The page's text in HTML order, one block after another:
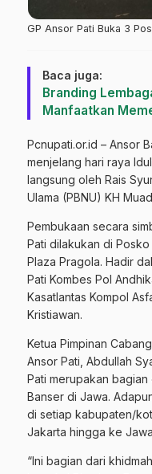
GP Ansor Pati Buka 3
Baca juga:
Branding
Manfaatkan
Pcnupati.or.id – Ansor
menjelang hari raya
langsung oleh Rais
Ulama (PBNU) KH
Pembukaan secara
Pati dilakukan di
Plaza Pragola. Hadir
Pati Kombes Pol
Kasatlantas Kompol
Kristiawan.
Ketua Pimpinan
Ansor Pati, Abdullah
Pati merupakan
Banser di Jawa.
di setiap kabupaten/
Jakarta hingga ke
“Ini bagian dari